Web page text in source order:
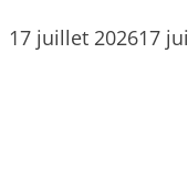
17 juillet 202617